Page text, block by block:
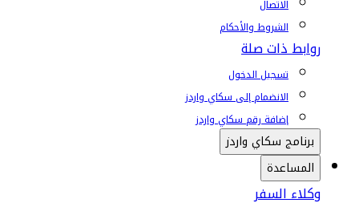
الاتصال
الشروط والأحكام
روابط ذات صلة
تسجيل الدخول
الانضمام إلى سكاي واردز
إضافة رقم سكاي واردز
برنامج سكاي واردز
المساعدة
وكلاء السفر